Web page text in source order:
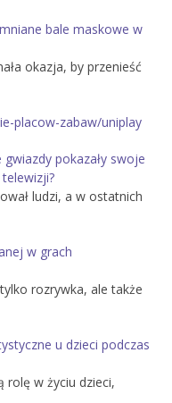
bale maskowe w
okazja, by przenieść
placow-zabaw/uniplay
gwiazdy pokazały swoje
ludzi, a w ostatnich
w grach
rozrywka, ale także
u dzieci podczas
rolę w życiu dzieci,